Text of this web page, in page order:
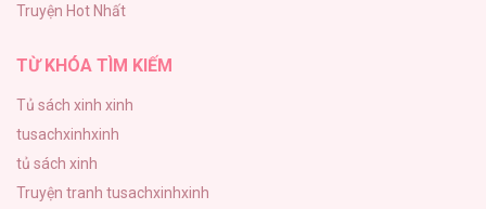
109
Truyện Hot Nhất
TỪ KHÓA TÌM KIẾM
Tủ sách xinh xinh
tusachxinhxinh
tủ sách xinh
Truyện tranh tusachxinhxinh